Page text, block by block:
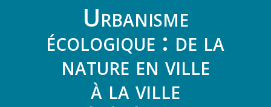
Urbanisme
écologique : de la
nature en ville
à la ville